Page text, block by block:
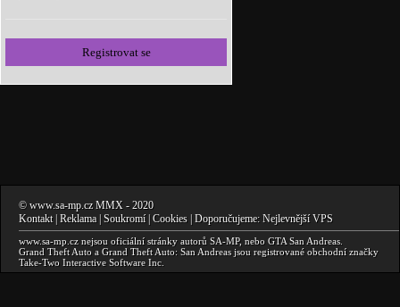
Registrovat se
© www.sa-mp.cz MMX - 2020
Kontakt| Reklama | Soukromí| Cookies | Doporučujeme: Nejlevnější VPS
www.sa-mp.cz nejsou oficiální stránky autorů SA-MP, nebo GTA San Andreas
Grand Theft Auto a Grand Theft Auto: San Andreas jsou registrované obchodní značky
Take-Two Interactive Software Inc.